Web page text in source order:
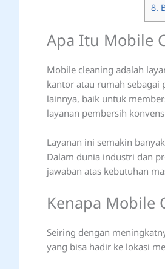
8.
Apa Itu Mobile
Mobile cleaning adalah
kantor atau rumah sebagai
lainnya, baik untuk
layanan pembersih
Layanan ini semakin
Dalam dunia industri dan
jawaban atas kebutuhan
Kenapa Mobile
Seiring dengan
yang bisa hadir ke lokasi